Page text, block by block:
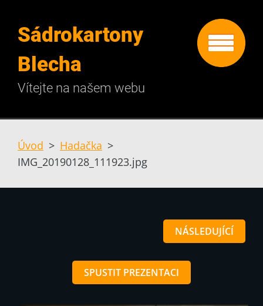
Sádrokartony
Blecha
Vítejte na našem webu
Úvod > Hadačka >
IMG_20190128_111923.jpg
NÁSLEDUJÍCÍ
SPUSTIT PREZENTACI